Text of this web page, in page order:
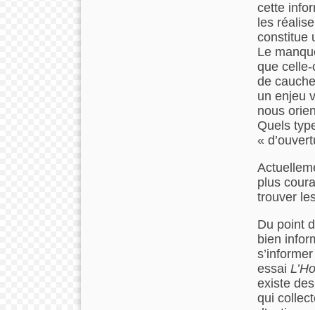
cette
les
constitue
Le
que celle-
de
un enjeu
nous
Quels
«
plus
trouver
Du point
bien
essai
existe
qui